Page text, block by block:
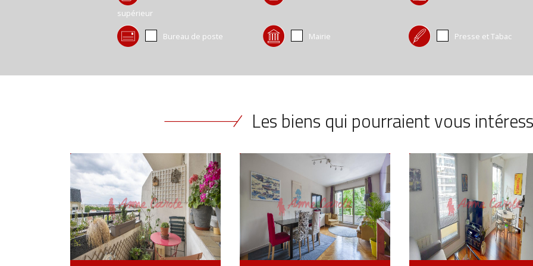
supérieur
Bureau de poste Mairie Presse et Tabac
Les biens qui pourraient vous